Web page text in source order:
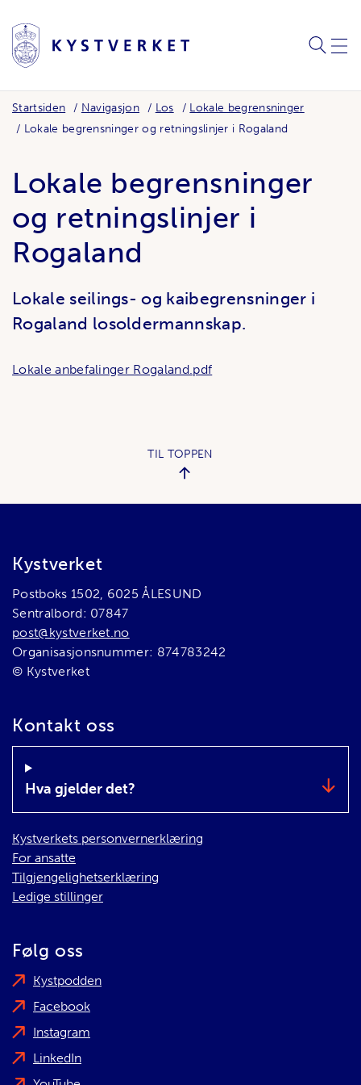
SØK
Startsiden Navigasjon Los
Lokale begrensninger
Lokale begrensninger og retningslinjer i Rogaland
Lokale begrensninger
og retningslinjer i
Rogaland
Lokale seilings- og kaibegrensninger i
Rogaland losoldermannskap.
Lokale anbefalinger Rogaland.pdf
TIL TOPPEN
Bunnområde
Kystverket
Postboks 1502, 6025 ÅLESUND
Sentralbord: 07847
post@kystverket.no
Organisasjonsnummer: 874783242
© Kystverket
Kontakt oss
Hva gjelder det?
Kystverkets personvernerklæring
For ansatte
Tilgjengelighetserklæring
Ledige stillinger
Følg oss
Kystpodden
Facebook
Instagram
LinkedIn